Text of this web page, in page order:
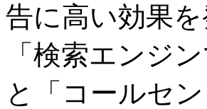
告に高い効果
「検索エンジ
と「コールセ